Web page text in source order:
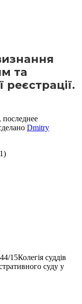
та
последнее
Dmitry
15Колегія суддів
суду у